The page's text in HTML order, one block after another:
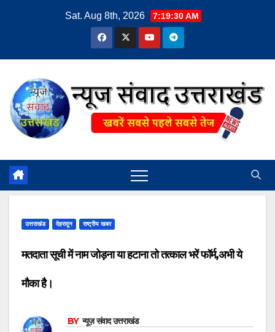
Sat. Aug 8th, 2026 7:19:31 AM
उत्तराखंड देहरादून राष्ट्रीय खबर
मतदाता सूची में नाम जोड़ना या हटाना तो तत्काल भरें फॉर्म,अभी ये
मौका है।
BY न्यूज़ संवाद उत्तराखंड